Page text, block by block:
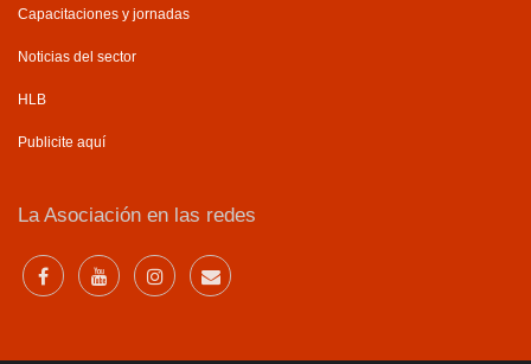
Capacitaciones y jornadas
Noticias del sector
HLB
Publicite aquí
La Asociación en las redes